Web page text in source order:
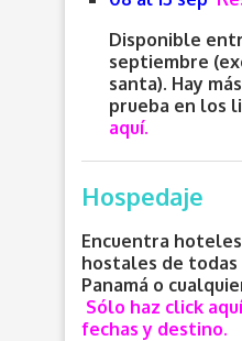
Disponible
septiembre
santa). Hay
prueba en los
aquí.
Hospedaje
Encuentra
hostales de
Panamá o
Sólo haz click
fechas y destino.